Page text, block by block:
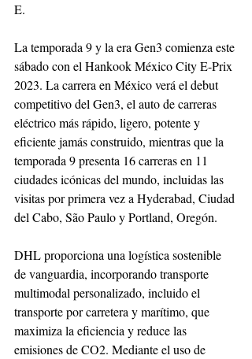
E.
La temporada 9 y la era Gen3 comienza este
sábado con el Hankook México City E-Prix
2023. La carrera en México verá el debut
competitivo del Gen3, el auto de carreras
eléctrico más rápido, ligero, potente y
eficiente jamás construido, mientras que la
temporada 9 presenta 16 carreras en 11
ciudades icónicas del mundo, incluidas las
visitas por primera vez a Hyderabad, Ciudad
del Cabo, São Paulo y Portland, Oregón.
DHL proporciona una logística sostenible
de vanguardia, incorporando transporte
multimodal personalizado, incluido el
transporte por carretera y marítimo, que
maximiza la eficiencia y reduce las
emisiones de CO2. Mediante el uso de